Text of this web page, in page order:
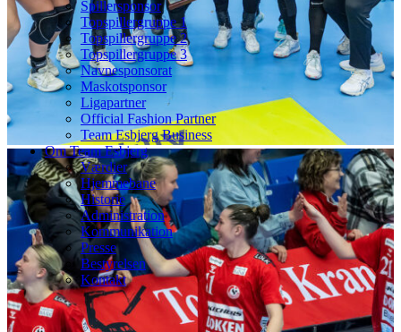
Spillersponsor
Topspillergruppe 1
Topspillergruppe 2
Topspillergruppe 3
Navnesponsorat
Maskotsponsor
Ligapartner
Official Fashion Partner
Team Esbjerg Business
Om Team Esbjerg
Værdier
Hjemmebane
Historie
Administration
Kommunikation
Presse
Bestyrelsen
Kontakt